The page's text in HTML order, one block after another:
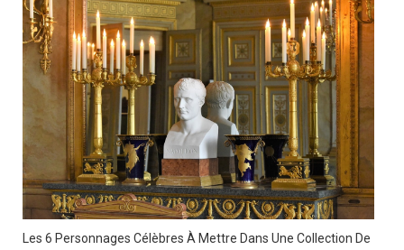
Les 6 Personnages Célèbres À Mettre Dans Une Collection De